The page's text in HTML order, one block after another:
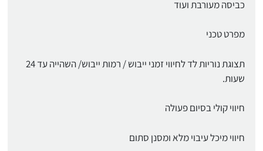
כביסה מעורבת ועוד
מפרט טכני
תצוגת נוריות לד לחיווי זמני ייבוש / רמות ייבוש/ השהייה עד 24
שעות.
חיווי קולי בסיום פעולה
חיווי מיכל עיבוי מלא ומסנן סתום